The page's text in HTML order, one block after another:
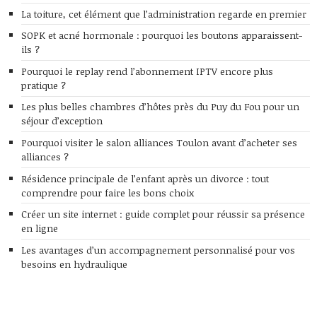
La toiture, cet élément que l’administration regarde en premier
SOPK et acné hormonale : pourquoi les boutons apparaissent-
ils ?
Pourquoi le replay rend l’abonnement IPTV encore plus
pratique ?
Les plus belles chambres d’hôtes près du Puy du Fou pour un
séjour d’exception
Pourquoi visiter le salon alliances Toulon avant d’acheter ses
alliances ?
Résidence principale de l’enfant après un divorce : tout
comprendre pour faire les bons choix
Créer un site internet : guide complet pour réussir sa présence
en ligne
Les avantages d’un accompagnement personnalisé pour vos
besoins en hydraulique